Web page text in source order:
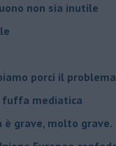
non sia inutile
porci il problema
fuffa mediatica
grave, molto grave.